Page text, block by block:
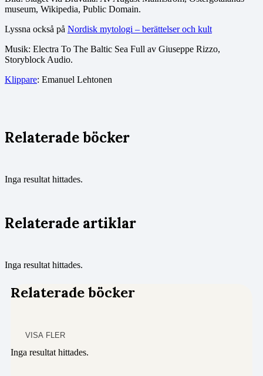
museum, Wikipedia, Public Domain.
Lyssna också på Nordisk mytologi – berättelser och kult
Musik: Electra To The Baltic Sea Full av Giuseppe Rizzo,
Storyblock Audio.
Klippare: Emanuel Lehtonen
Relaterade böcker
Inga resultat hittades.
Relaterade artiklar
Inga resultat hittades.
Relaterade böcker
VISA FLER
Inga resultat hittades.